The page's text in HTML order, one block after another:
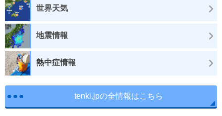
世界天気
地震情報
熱中症情報
tenki.jpの全情報はこちら